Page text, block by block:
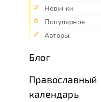
Новинки
Популярное
Авторы
Блог
Православный
календарь